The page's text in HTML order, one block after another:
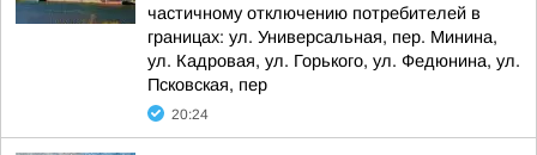
частичному отключению потребителей в
границах: ул. Универсальная, пер. Минина,
ул. Кадровая, ул. Горького, ул. Федюнина, ул.
Псковская, пер
20:24